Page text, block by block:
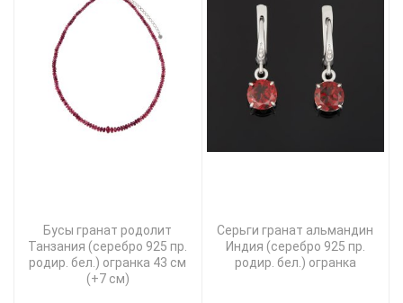
Бусы гранат родолит
Танзания (серебро 925 пр.
родир. бел.) огранка 43 см
(+7 см)
Серьги гранат альмандин
Индия (серебро 925 пр.
родир. бел.) огранка